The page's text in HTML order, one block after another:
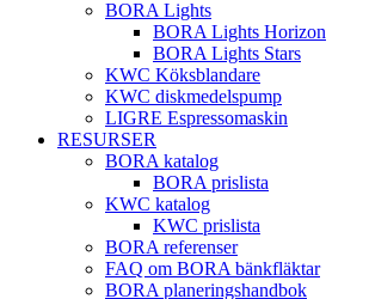
BORA Lights
BORA Lights Horizon
BORA Lights Stars
KWC Köksblandare
KWC diskmedelspump
LIGRE Espressomaskin
RESURSER
BORA katalog
BORA prislista
KWC katalog
KWC prislista
BORA referenser
FAQ om BORA bänkfläktar
BORA planeringshandbok